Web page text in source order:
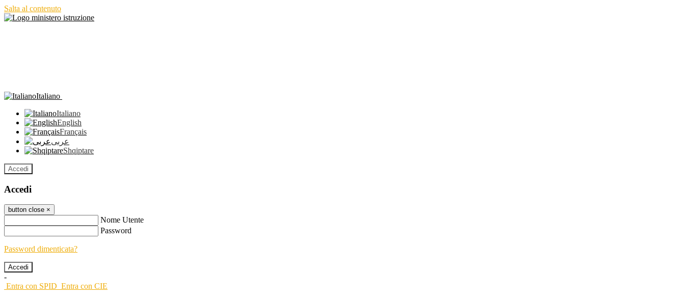
Salta al contenuto
Italiano
Italiano
English
Français
عربى
Shqiptare
Accedi
Accedi
button close ×
Nome Utente
Password
Password dimenticata?
-
Entra con SPID Entra con CIE